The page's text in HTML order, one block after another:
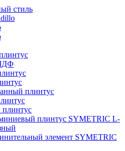
стиль
плинтус
плинтус
плинтус SYMETRIC L-
элемент SYMETRIC